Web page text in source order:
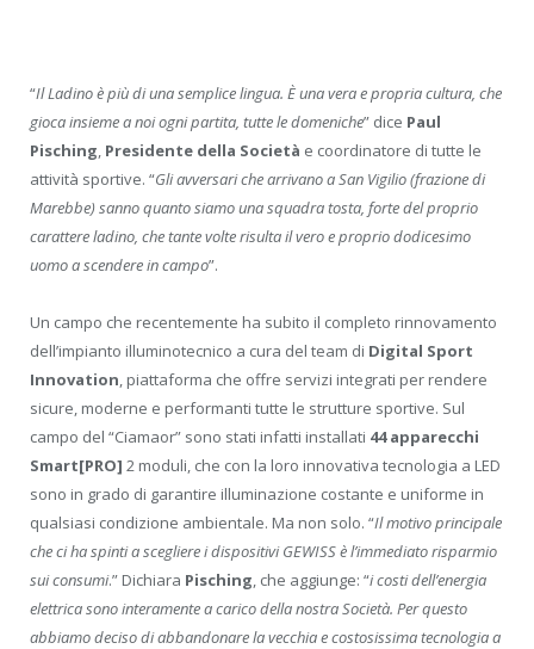
“Il Ladino è più di una semplice lingua. È una vera e propria cultura, che
gioca insieme a noi ogni partita, tutte le domeniche” dice Paul
Pisching Presidente della Società e coordinatore di tutte le
attività sportive. “Gli avversari che arrivano a San Vigilio (frazione di
Marebbe) sanno quanto siamo una squadra tosta, forte del proprio
carattere ladino, che tante volte risulta il vero e proprio dodicesimo
uomo a scendere in campo”.
Un campo che recentemente ha subito il completo rinnovamento
dell’impianto illuminotecnico a cura del team di Digital Sport
Innovation, piattaforma che offre servizi integrati per rendere
sicure, moderne e performanti tutte le strutture sportive. Sul
campo del “Ciamaor” sono stati infatti installati 44 apparecchi
Smart[PRO] 2 moduli, che con la loro innovativa tecnologia a LED
sono in grado di garantire illuminazione costante e uniforme in
qualsiasi condizione ambientale. Ma non solo. “Il motivo principale
che ci ha spinti a scegliere i dispositivi GEWISS è l’immediato risparmio
sui consumi.” Dichiara Pisching, che aggiunge: “i costi dell’energia
elettrica sono interamente a carico della nostra Società. Per questo
abbiamo deciso di abbandonare la vecchia e costosissima tecnologia a